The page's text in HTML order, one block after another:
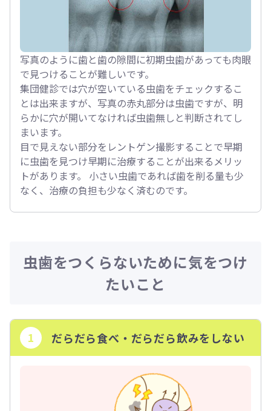
写真のように歯と歯の隙間に初期虫歯があっても肉眼
で見つけることが難しいです。
集団健診では穴が空いている虫歯をチェックするこ
とは出来ますが、写真の赤丸部分は虫歯ですが、明
らかに穴が開いてなければ虫歯無しと判断されてし
まいます。
目で見えない部分をレントゲン撮影することで早期
に虫歯を見つけ早期に治療することが出来るメリッ
トがあります。 小さい虫歯であれば歯を削る量も少
なく、治療の負担も少なく済むのです。
虫歯をつくらないために気をつけ
たいこと
1 だらだら食べ・だらだら飲みをしない